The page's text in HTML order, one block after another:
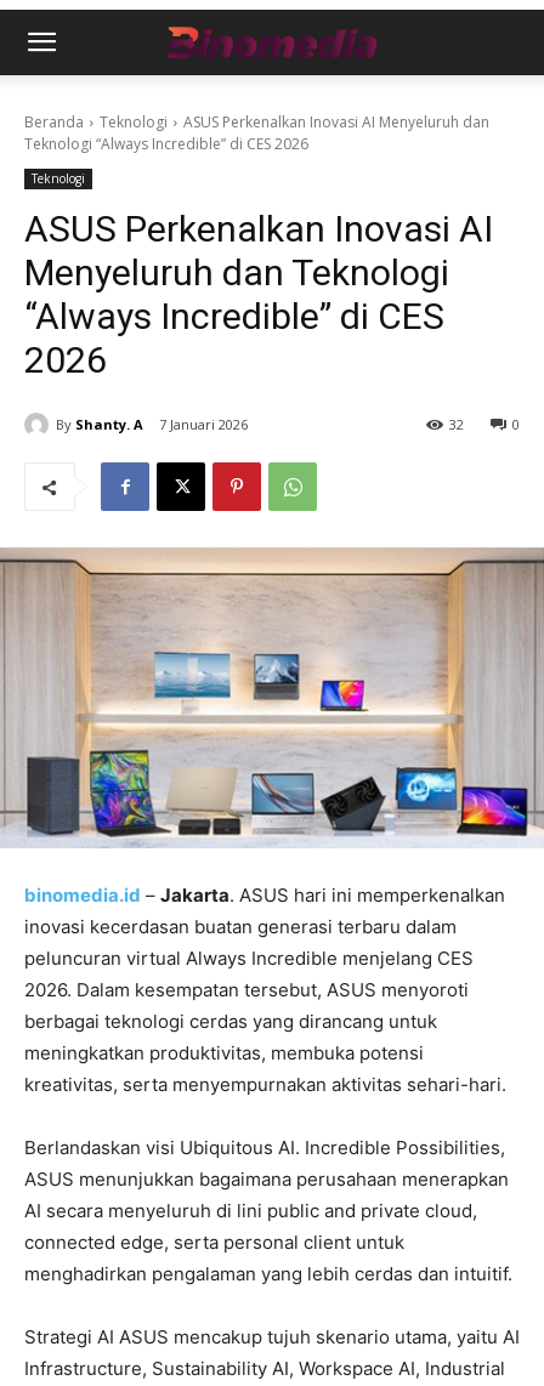
Beranda Teknologi
ASUS Perkenalkan Inovasi AI Menyeluruh dan
Teknologi “Always Incredible” di CES 2026
Teknologi
ASUS Perkenalkan Inovasi AI
Menyeluruh dan Teknologi
“Always Incredible” di CES
2026
By Shanty. A 7 Januari 2026 0
32
binomedia.id – Jakarta. ASUS hari ini memperkenalkan
inovasi kecerdasan buatan generasi terbaru dalam
peluncuran virtual Always Incredible menjelang CES
2026. Dalam kesempatan tersebut, ASUS menyoroti
berbagai teknologi cerdas yang dirancang untuk
meningkatkan produktivitas, membuka potensi
kreativitas, serta menyempurnakan aktivitas sehari-hari.
Berlandaskan visi Ubiquitous AI. Incredible Possibilities,
ASUS menunjukkan bagaimana perusahaan menerapkan
AI secara menyeluruh di lini public and private cloud,
connected edge, serta personal client untuk
menghadirkan pengalaman yang lebih cerdas dan intuitif.
Strategi AI ASUS mencakup tujuh skenario utama, yaitu AI
Infrastructure, Sustainability AI, Workspace AI, Industrial